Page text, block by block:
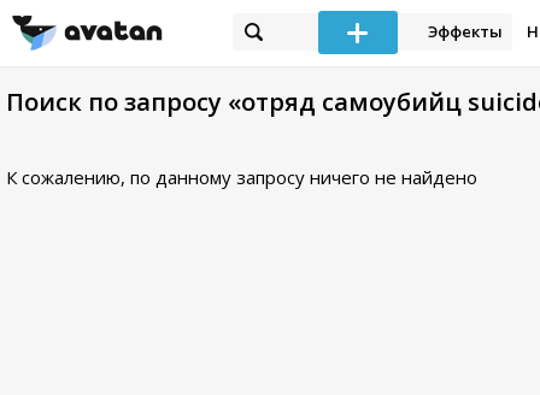
Эффекты
Поиск по запросу «отряд самоубийц
К сожалению, по данному запросу ничего не найдено